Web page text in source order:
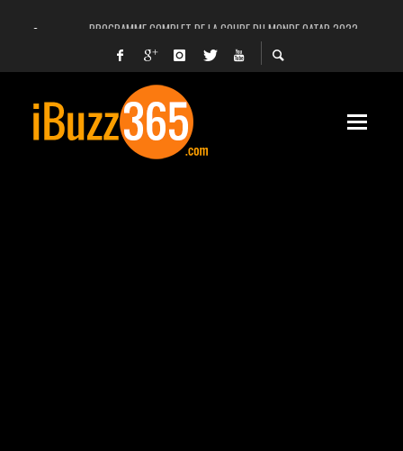
PROGRAMME COMPLET DE LA COUPE DU MONDE QATAR 2022
FACEBOOK, INSTAGRAM ET WHATSAPP HORS SERVICE! EST-CE UNE CYBER-
UNE VIDÉO 4K MONTRE LA PLANÈTE MARS EN ULTRA-HAUTE DÉFINITION
LANCEMENT DU PREMIER VOL HABITÉ DE SPACEX
DÉCÈS DE L’EX-PRÉSIDENT ZINE EL ABIDINE BEN ALI, SERA-T-IL ENTERRÉ EN